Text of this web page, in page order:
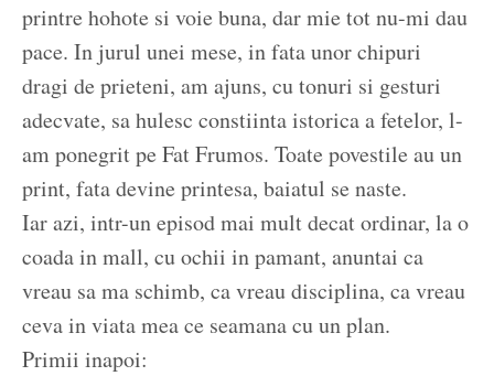
printre hohote si voie buna, dar mie tot nu-mi dau
pace. In jurul unei mese, in fata unor chipuri
dragi de prieteni, am ajuns, cu tonuri si gesturi
adecvate, sa hulesc constiinta istorica a fetelor, l-
am ponegrit pe Fat Frumos. Toate povestile au un
print, fata devine printesa, baiatul se naste.
Iar azi, intr-un episod mai mult decat ordinar, la o
coada in mall, cu ochii in pamant, anuntai ca
vreau sa ma schimb, ca vreau disciplina, ca vreau
ceva in viata mea ce seamana cu un plan.
Primii inapoi: